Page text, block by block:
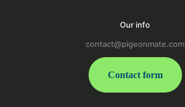
Our info
contact@pigeonmate.com
Contact form